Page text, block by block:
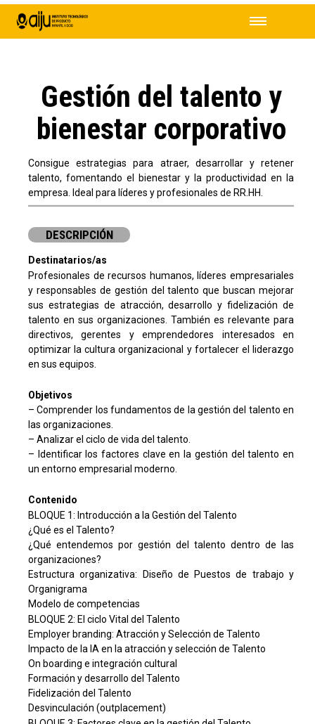
Gestión del talento y
bienestar corporativo
Consigue estrategias para atraer, desarrollar y retener
talento, fomentando el bienestar y la productividad en la
empresa. Ideal para líderes y profesionales de RR.HH.
DESCRIPCIÓN
Destinatarios/as
Profesionales de recursos humanos, líderes empresariales
y responsables de gestión del talento que buscan mejorar
sus estrategias de atracción, desarrollo y fidelización de
talento en sus organizaciones. También es relevante para
directivos, gerentes y emprendedores interesados en
optimizar la cultura organizacional y fortalecer el liderazgo
en sus equipos.
Objetivos
– Comprender los fundamentos de la gestión del talento en
las organizaciones.
– Analizar el ciclo de vida del talento.
– Identificar los factores clave en la gestión del talento en
un entorno empresarial moderno.
Contenido
BLOQUE 1: Introducción a la Gestión del Talento
¿Qué es el Talento?
¿Qué entendemos por gestión del talento dentro de las
organizaciones?
Estructura organizativa: Diseño de Puestos de trabajo y
Organigrama
Modelo de competencias
BLOQUE 2: El ciclo Vital del Talento
Employer branding: Atracción y Selección de Talento
Impacto de la IA en la atracción y selección de Talento
On boarding e integración cultural
Formación y desarrollo del Talento
Fidelización del Talento
Desvinculación (outplacement)